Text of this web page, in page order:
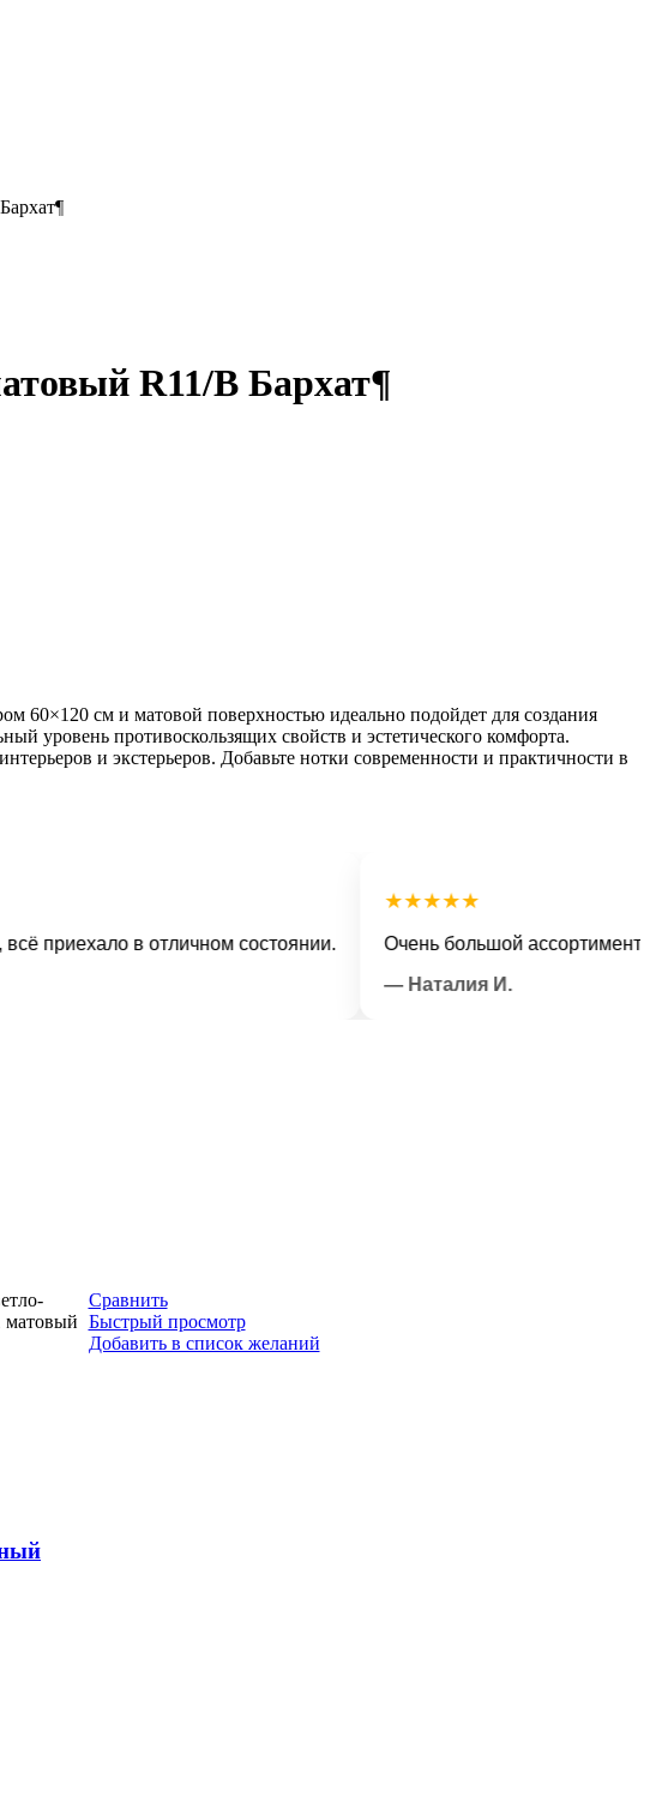
R11/B Бархат¶
60×120 см и матовой поверхностью идеально подойдет для создания
уровень противоскользящих свойств и эстетического комфорта.
и экстерьеров. Добавьте нотки современности и практичности в
в отличном состоянии.
★★★★★
Очень большой ассортимент и
— Наталия И.
Сравнить
Быстрый просмотр
Добавить в список желаний